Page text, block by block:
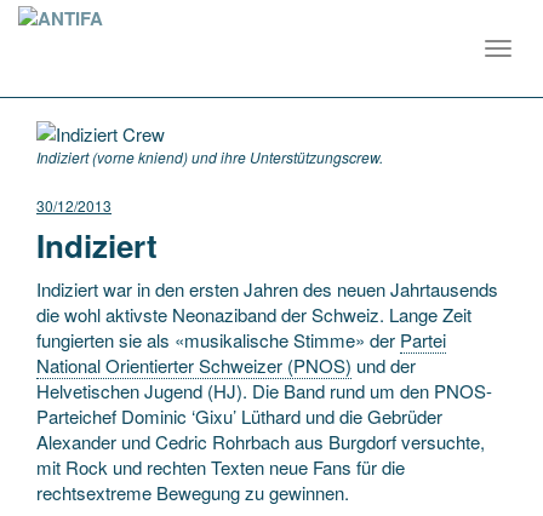
Indiziert (vorne kniend) und ihre Unterstützungscrew.
30/12/2013
Indiziert
Indiziert war in den ersten Jahren des neuen Jahrtausends
die wohl aktivste Neonaziband der Schweiz. Lange Zeit
fungierten sie als «musikalische Stimme» der Partei
National Orientierter Schweizer (PNOS) und der
Helvetischen Jugend (HJ). Die Band rund um den PNOS-
Parteichef Dominic ‘Gixu’ Lüthard und die Gebrüder
Alexander und Cedric Rohrbach aus Burgdorf versuchte,
mit Rock und rechten Texten neue Fans für die
rechtsextreme Bewegung zu gewinnen.